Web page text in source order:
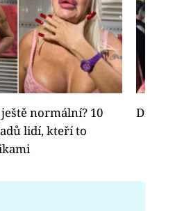
normální? 10
lidí, kteří to
Dívka šla